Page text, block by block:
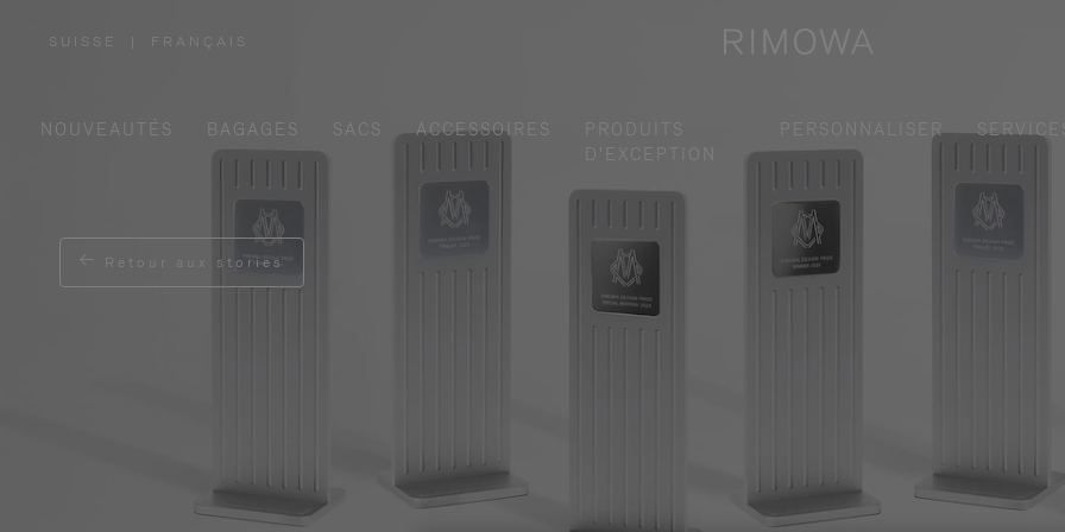
SUISSE FRANÇAIS
NOUVEAUTÉS BAGAGES SACS ACCESSOIRES
D'EXCEPTION
PERSONNALISER SERVICES
Retour aux stories